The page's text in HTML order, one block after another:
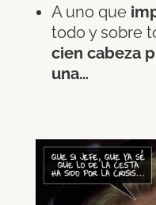
A uno que
todo y sobre
cien cabeza
una…